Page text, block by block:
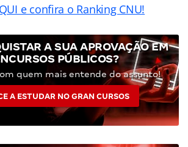
e confira o Ranking CNU!
A SUA APROVAÇÃO EM
PÚBLICOS?
quem mais entende do assunto!
A ESTUDAR NO GRAN CURSOS